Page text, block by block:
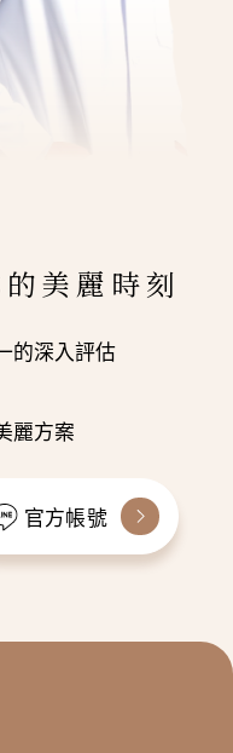
美麗時刻
的深入評估
麗方案
官方帳號